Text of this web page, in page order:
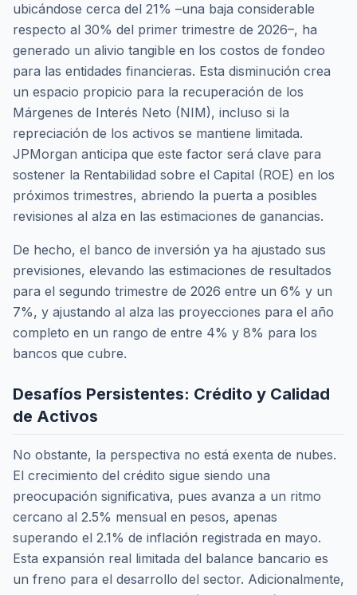
ubicándose cerca del 21% –una baja considerable
respecto al 30% del primer trimestre de 2026–, ha
generado un alivio tangible en los costos de fondeo
para las entidades financieras. Esta disminución crea
un espacio propicio para la recuperación de los
Márgenes de Interés Neto (NIM), incluso si la
repreciación de los activos se mantiene limitada.
JPMorgan anticipa que este factor será clave para
sostener la Rentabilidad sobre el Capital (ROE) en los
próximos trimestres, abriendo la puerta a posibles
revisiones al alza en las estimaciones de ganancias.
De hecho, el banco de inversión ya ha ajustado sus
previsiones, elevando las estimaciones de resultados
para el segundo trimestre de 2026 entre un 6% y un
7%, y ajustando al alza las proyecciones para el año
completo en un rango de entre 4% y 8% para los
bancos que cubre.
Desafíos Persistentes: Crédito y Calidad
de Activos
No obstante, la perspectiva no está exenta de nubes.
El crecimiento del crédito sigue siendo una
preocupación significativa, pues avanza a un ritmo
cercano al 2.5% mensual en pesos, apenas
superando el 2.1% de inflación registrada en mayo.
Esta expansión real limitada del balance bancario es
un freno para el desarrollo del sector. Adicionalmente,